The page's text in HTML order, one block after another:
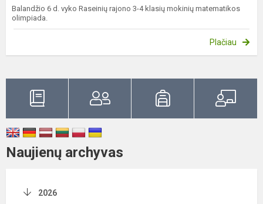
Balandžio 6 d. vyko Raseinių rajono 3-4 klasių mokinių matematikos
olimpiada.
Plačiau
Naujienų archyvas
2026